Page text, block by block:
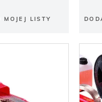
MOJEJ LISTY